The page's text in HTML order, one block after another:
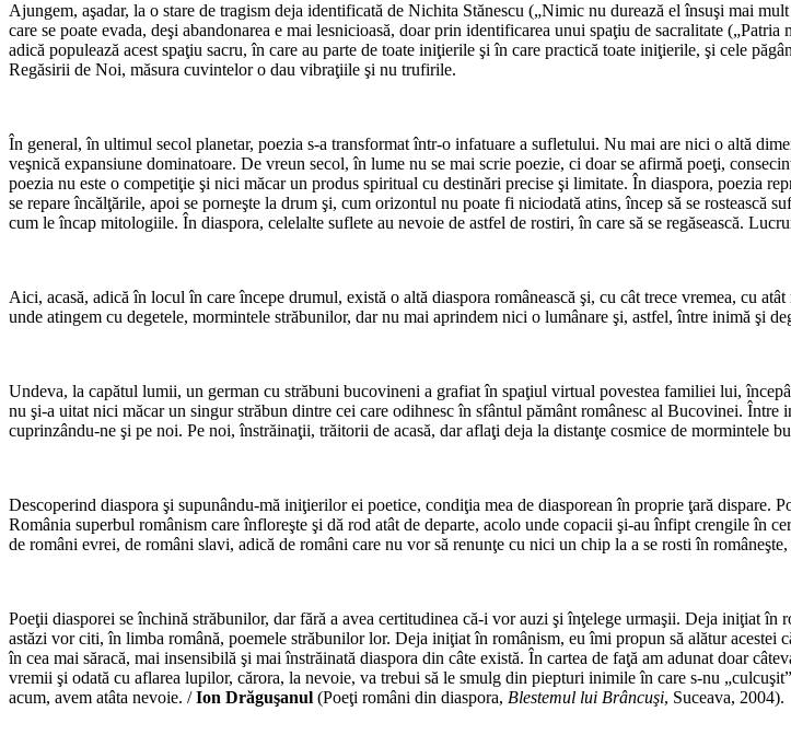
Ajungem, aşadar, la o stare de tragism deja identificată de Nichita Stănescu („Nimic nu durează el însuşi mai
care se poate evada, deşi abandonarea e mai lesnicioasă, doar prin identificarea unui spaţiu de sacralitate
adică populează acest spaţiu sacru, în care au parte de toate iniţierile şi în care practică toate iniţierile, şi cele
Regăsirii de Noi, măsura cuvintelor o dau vibraţiile şi nu trufirile.
În general, în ultimul secol planetar, poezia s-a transformat într-o infatuare a sufletului. Nu mai are nici o altă
veşnică expansiune dominatoare. De vreun secol, în lume nu se mai scrie poezie, ci doar se afirmă poeţi,
poezia nu este o competiţie şi nici măcar un produs spiritual cu destinări precise şi limitate. În diaspora, poezia
se repare încălţările, apoi se porneşte la drum şi, cum orizontul nu poate fi niciodată atins, încep să se rostească
cum le încap mitologiile. În diaspora, celelalte suflete au nevoie de astfel de rostiri, în care să se regăsească.
Aici, acasă, adică în locul în care începe drumul, există o altă diaspora românească şi, cu cât trece vremea, cu
unde atingem cu degetele, mormintele străbunilor, dar nu mai aprindem nici o lumânare şi, astfel, între inimă şi
Undeva, la capătul lumii, un german cu străbuni bucovineni a grafiat în spaţiul virtual povestea familiei lui,
nu şi-a uitat nici măcar un singur străbun dintre cei care odihnesc în sfântul pământ românesc al Bucovinei.
cuprinzându-ne şi pe noi. Pe noi, înstrăinaţii, trăitorii de acasă, dar aflaţi deja la distanţe cosmice de mormintele
Descoperind diaspora şi supunându-mă iniţierilor ei poetice, condiţia mea de diasporean în proprie ţară dispare.
România superbul românism care înfloreşte şi dă rod atât de departe, acolo unde copacii şi-au înfipt crengile în
de români evrei, de români slavi, adică de români care nu vor să renunţe cu nici un chip la a se rosti în
Poeţii diasporei se închină străbunilor, dar fără a avea certitudinea că-i vor auzi şi înţelege urmaşii. Deja iniţiat
astăzi vor citi, în limba română, poemele străbunilor lor. Deja iniţiat în românism, eu îmi propun să alătur acestei
în cea mai săracă, mai insensibilă şi mai înstrăinată diaspora din câte există. În cartea de faţă am adunat doar
vremii şi odată cu aflarea lupilor, cărora, la nevoie, va trebui să le smulg din piepturi inimile în care s-nu
acum, avem atâta nevoie. /Ion Drăguşanul (Poeţi români din diaspora, Blestemul lui Brâncuşi, Suceava, 2004).